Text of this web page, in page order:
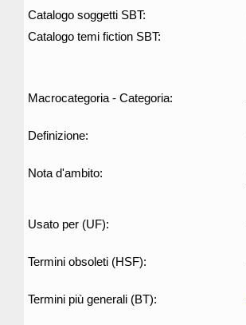
Catalogo soggetti SBT:
Catalogo temi fiction SBT:
Macrocategoria - Categoria:
Definizione:
Nota d'ambito:
Usato per (UF):
Termini obsoleti (HSF):
Termini più generali (BT):